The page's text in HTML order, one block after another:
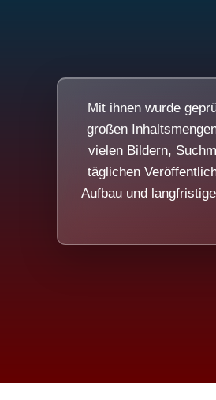
Mit ihnen wurde
großen
vielen Bildern,
täglichen
Aufbau und